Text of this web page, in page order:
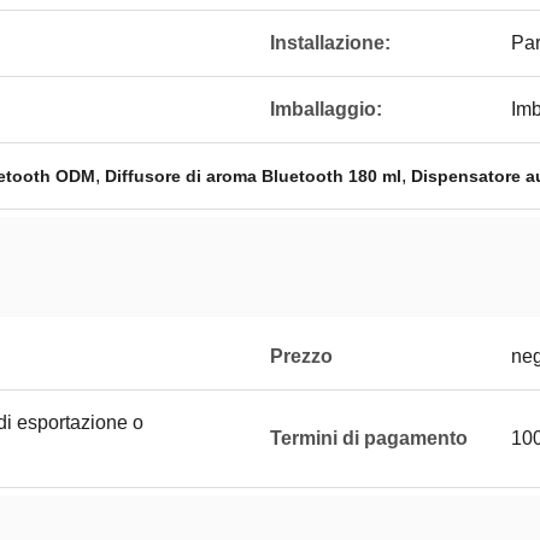
Installazione:
Imballaggio:
ODM, Diffusore di aroma Bluetooth 180 ml, Dispensatore
Prezzo
esportazione o
Termini di pagamento